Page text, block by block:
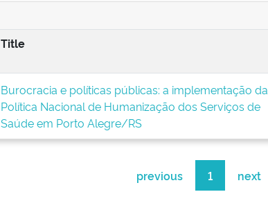
Title
Burocracia e políticas públicas: a implementação da
Política Nacional de Humanização dos Serviços de
Saúde em Porto Alegre/RS
previous 1 next